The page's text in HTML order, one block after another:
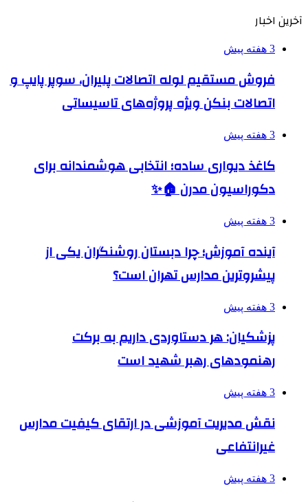
آخرین اخبار
3 هفته پیش
فروش مستقیم لوله اتصالات پلیران، سوپر پایپ و
اتصالات بنکن ویژه پروژه‌های تاسیساتی
3 هفته پیش
کاغذ دیواری ساده؛ انتخابی هوشمندانه برای
دکوراسیون مدرن 🏠✨
3 هفته پیش
آینده آموزش؛ چرا دبستان روشنگران یکی از
پیشروترین مدارس تهران است؟
3 هفته پیش
پزشکیان: هر دستاوردی داریم به برکت
رهنمودهای رهبر شهید است
3 هفته پیش
نقش مدیریت آموزشی در ارتقای کیفیت مدارس
غیرانتفاعی
3 هفته پیش